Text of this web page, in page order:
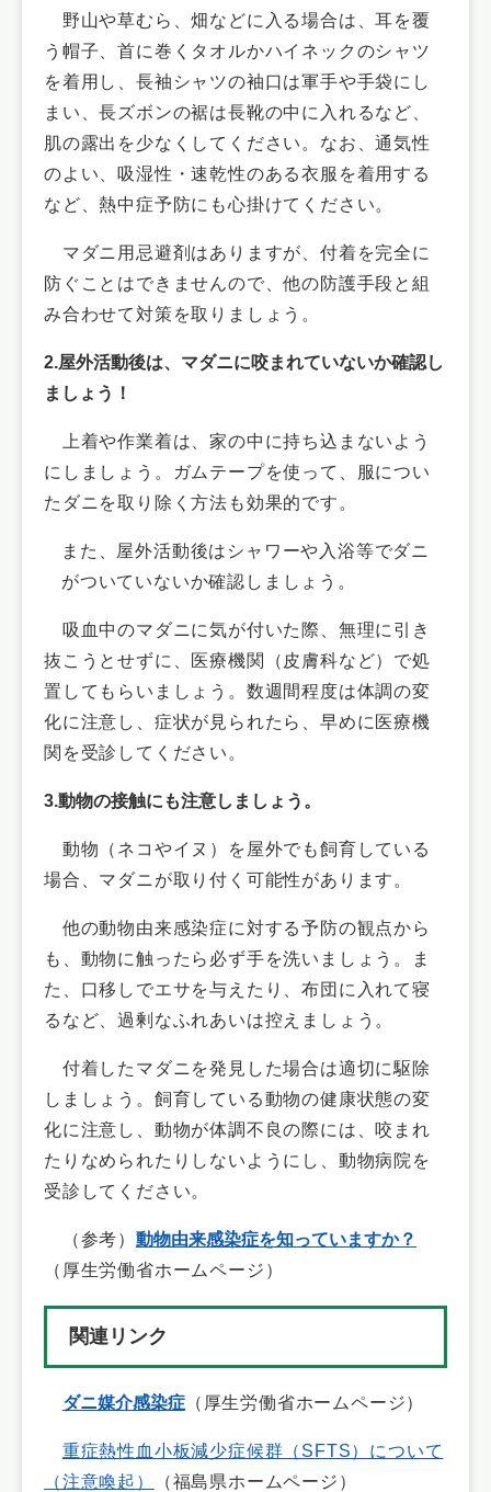
野山や草むら、畑などに入る場合は、耳を覆
う帽子、首に巻くタオルかハイネックのシャツ
を着用し、長袖 シャツの袖口は軍手や手袋にし
まい 、長ズボンの裾は長靴の中に入れるなど、
肌の露出を少なくしてください。なお、通気性
のよい、吸湿性・速乾性のある衣服を着用する
など、熱中症予防にも心掛けてください。
マダニ用忌避剤はありますが、付着を完全に
防ぐことはできませんので、他の防護手段と組
み合わせて対策を取りましょう。
2.屋外活動後は、マダニに咬まれていないか確認し
ましょう！
上着や作業着は、家の中に持ち込まないよう
にしましょう。ガムテープを使って、服につい
たダニを取り除く方法も効果的です。
また、屋外活動後はシャワーや入浴等でダニ
がついていないか確認しましょう。
吸血中のマダニに気が付いた際、無理に引き
抜こうとせずに、医療機関（皮膚科など）で処
置してもらいましょう。​数週間程度は体調の変
化に注意し、症状が見られたら、早めに医療機
関を受診してください。
3.動物の接触にも注意しましょう。
​動物（ネコやイヌ）を屋外でも飼育している
場合、マダニが取り付く可能性があります。
他の​動物由来感染症に対する予防の観点から
も、 動物に触ったら必ず手を洗いましょう。ま
た、口移しでエサを与えたり、布団に入れて寝
るなど、過剰なふれあいは控えましょう。
付着したマダニを発見した場合は適切に駆除
しましょう。飼育している動物の健康状態の変
化に注意し、動物が体調不良の際には、咬まれ
たりなめられたりしないようにし、動物病院を
受診してください。
（参考） 動物由来感染症を知っていますか？
（厚生労働省ホームページ）
関連リンク
ダニ媒介感染症（厚生労働省ホームページ）
重症熱性血小板減少症候群（SFTS）について
（注意喚起）
（福島県ホームページ）